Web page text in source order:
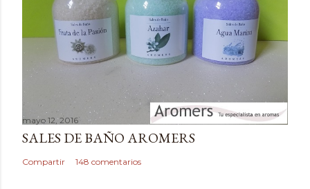
o
mayo 12, 2016
SALES DE BAÑO AROMERS
Compartir 148 comentarios